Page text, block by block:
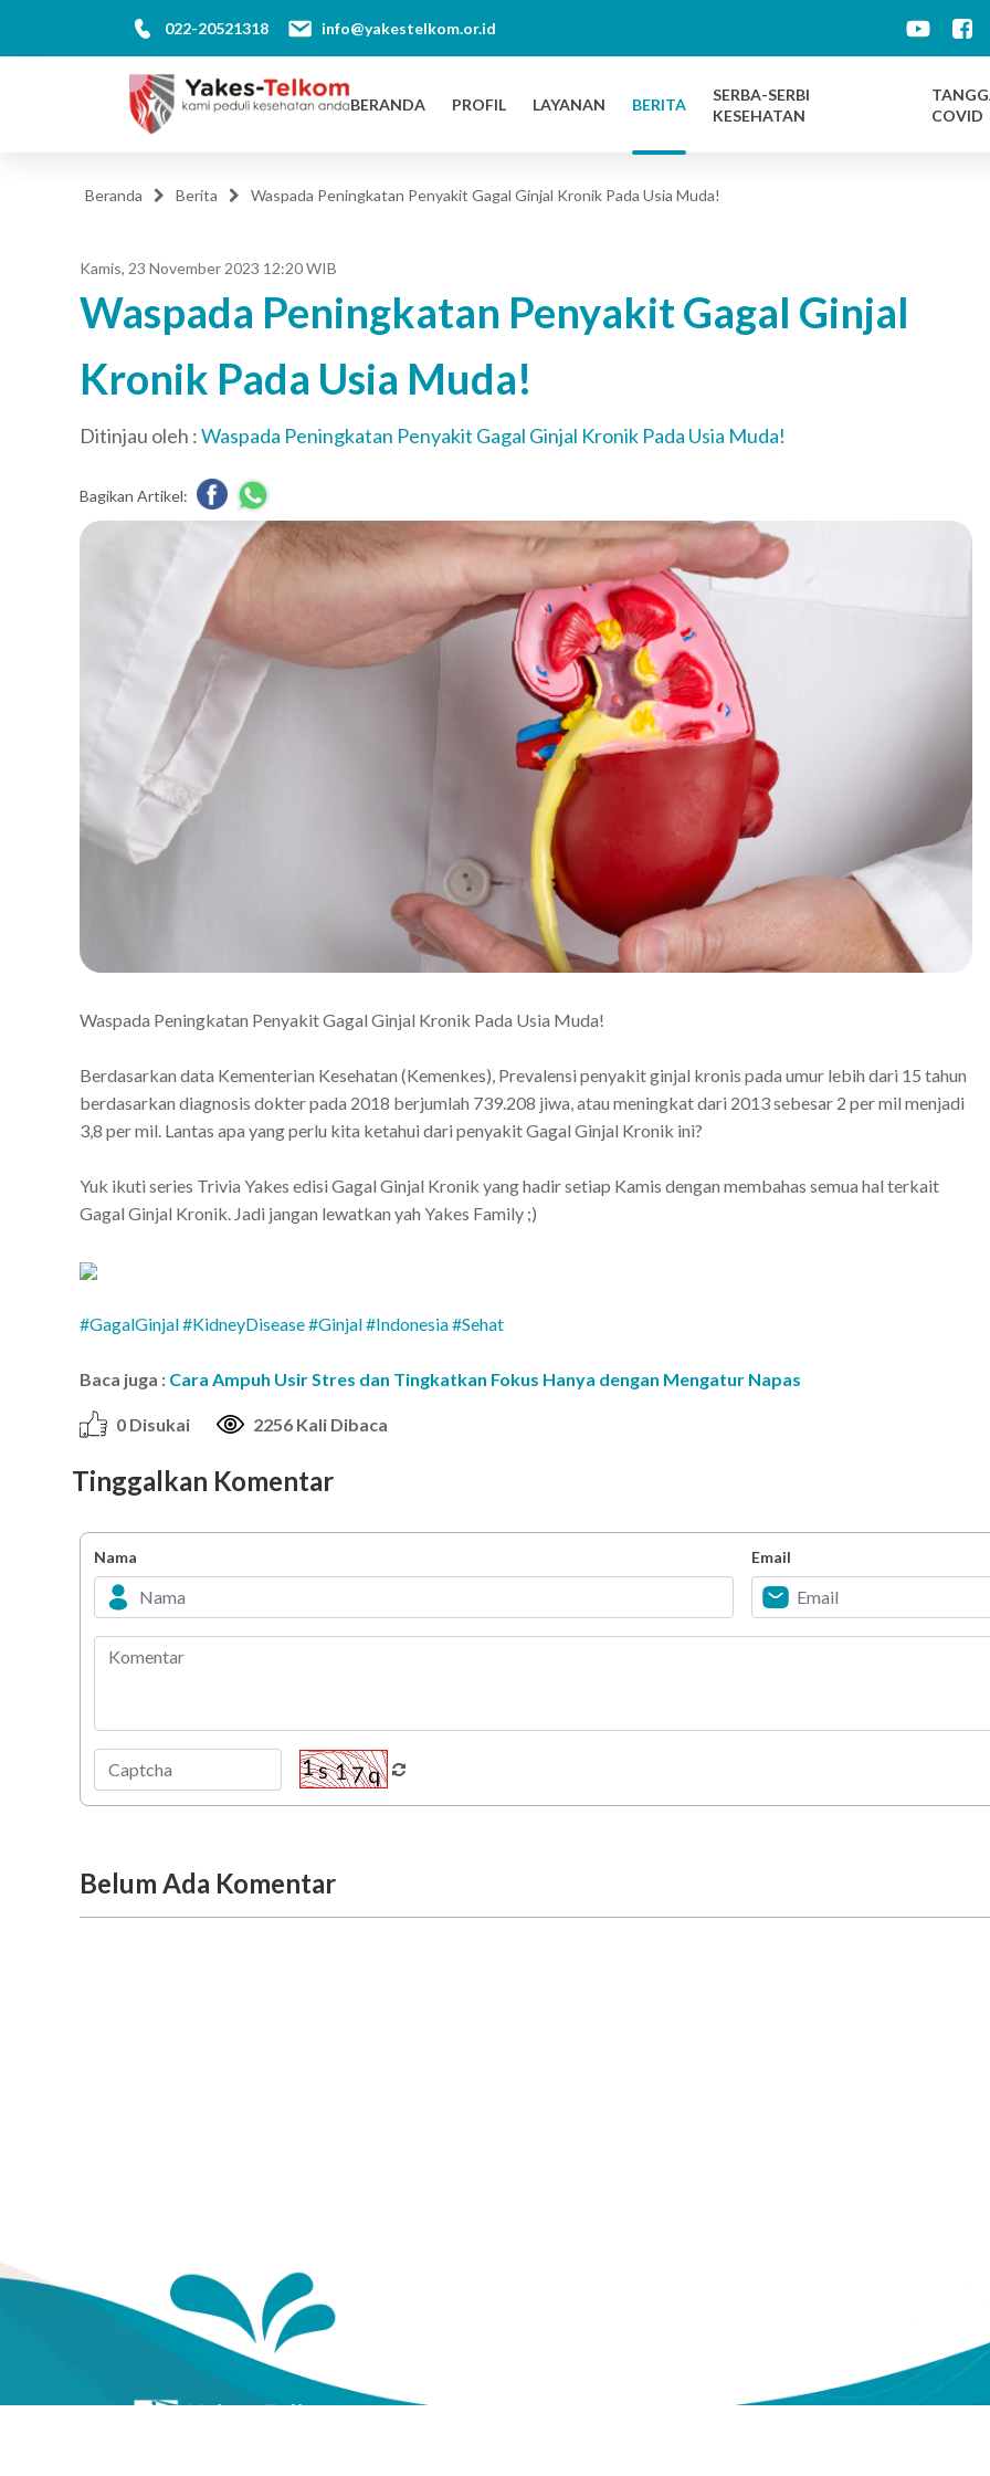
022-20521318 info@yakestelkom.or.id
BERANDA PROFIL LAYANAN BERITA
SERBA-SERBI
KESEHATAN
COVID
Beranda Berita Waspada Peningkatan Penyakit Gagal Ginjal Kronik Pada Usia Muda!
Kamis, 23 November 2023 12:20 WIB
Waspada Peningkatan Penyakit Gagal Ginjal
Kronik Pada Usia Muda!
Ditinjau oleh :Waspada Peningkatan Penyakit Gagal Ginjal Kronik Pada Usia Muda!
Bagikan Artikel:
Waspada Peningkatan Penyakit Gagal Ginjal Kronik Pada Usia Muda!
Berdasarkan data Kementerian Kesehatan (Kemenkes), Prevalensi penyakit ginjal kronis pada umur lebih dari 15 tahun
berdasarkan diagnosis dokter pada 2018 berjumlah 739.208 jiwa, atau meningkat dari 2013 sebesar 2 per mil menjadi
3,8 per mil. Lantas apa yang perlu kita ketahui dari penyakit Gagal Ginjal Kronik ini?
Yuk ikuti series Trivia Yakes edisi Gagal Ginjal Kronik yang hadir setiap Kamis dengan membahas semua hal terkait
Gagal Ginjal Kronik. Jadi jangan lewatkan yah Yakes Family ;)
#GagalGinjal#KidneyDisease#Ginjal#Indonesia#Sehat
Baca juga : Cara Ampuh Usir Stres dan Tingkatkan Fokus Hanya dengan Mengatur Napas
0 Disukai 2256 Kali Dibaca
Tinggalkan Komentar
Nama Email
Belum Ada Komentar